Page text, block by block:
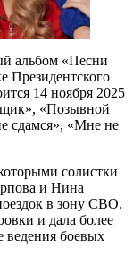
альбом «Песни
Президентского
14 ноября 2025
«Позывной
сдамся», «Мне не
солистки
и Нина
в зону СВО.
и дала более
ведения боевых